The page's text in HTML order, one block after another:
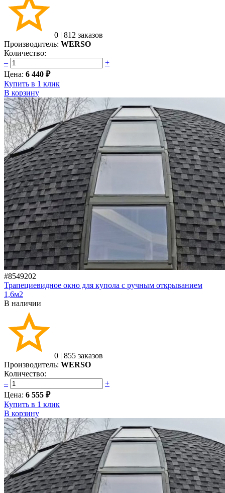
0 | 812 заказов
Производитель: WERSO
Количество:
–
+
Цена: 6 440 ₽
Купить в 1 клик
В корзину
#8549202
Трапециевидное окно для купола с ручным открыванием
1,6м2
В наличии
0 | 855 заказов
Производитель: WERSO
Количество:
–
+
Цена: 6 555 ₽
Купить в 1 клик
В корзину